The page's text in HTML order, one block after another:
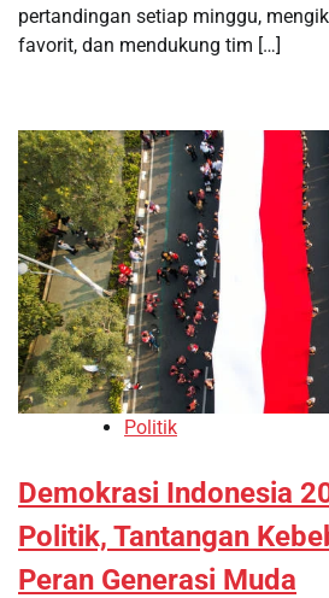
pertandingan setiap minggu,
favorit, dan mendukung tim […]
Politik
Demokrasi Indonesia
Politik, Tantangan
Peran Generasi Muda